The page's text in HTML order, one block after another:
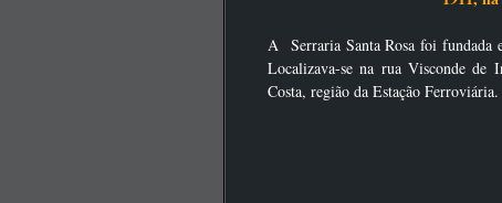
A Serraria Santa Rosa foi fundada
Localizava-se na rua Visconde de
Costa, região da Estação Ferroviária.